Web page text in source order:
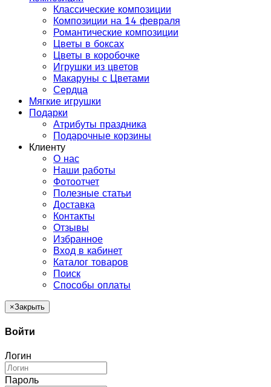
Классические композиции
Композиции на 14 февраля
Романтические композиции
Цветы в боксах
Цветы в коробочке
Игрушки из цветов
Макаруны с Цветами
Сердца
Мягкие игрушки
Подарки
Атрибуты праздника
Подарочные корзины
Клиенту
О нас
Наши работы
Фотоотчет
Полезные статьи
Доставка
Контакты
Отзывы
Избранное
Вход в кабинет
Каталог товаров
Поиск
Способы оплаты
×Закрыть
Войти
Логин
Пароль